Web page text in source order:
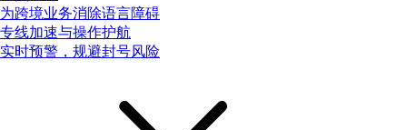
为跨境业务消除语言障碍
专线加速与操作护航
实时预警，规避封号风险